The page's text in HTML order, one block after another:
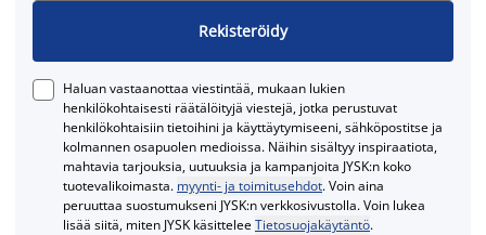
Rekisteröidy
Haluan vastaanottaa viestintää, mukaan lukien
henkilökohtaisesti räätälöityjä viestejä, jotka perustuvat
henkilökohtaisiin tietoihini ja käyttäytymiseeni, sähköpostitse ja
kolmannen osapuolen medioissa. Näihin sisältyy inspiraatiota,
mahtavia tarjouksia, uutuuksia ja kampanjoita JYSK:n koko
tuotevalikoimasta. myynti- ja toimitusehdot. Voin aina
peruuttaa suostumukseni JYSK:n verkkosivustolla. Voin lukea
lisää siitä, miten JYSK käsitteleeTietosuojakäytäntö.